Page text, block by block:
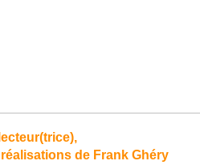
de Frank Ghéry